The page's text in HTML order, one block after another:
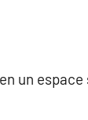
un espace